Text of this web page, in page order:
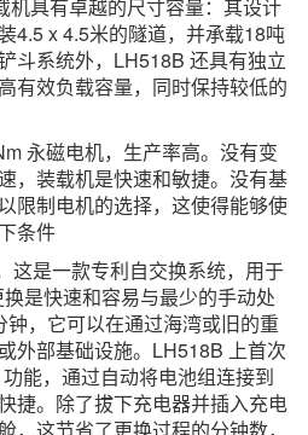
机具有卓越的尺寸容量：其设计
4.5 x 4.5米的隧道，并承载18吨
斗系统外，LH518B 还具有独立
有效负载容量，同时保持较低的
永磁电机，生产率高。没有变
，装载机是快速和敏捷。没有基
限制电机的选择，这使得能够使
条件
这是一款专利自交换系统，用于
是快速和容易与最少的手动处
，它可以在通过海湾或旧的重
外部基础设施。LH518B 上首次
能，通过自动将电池组连接到
捷。除了拔下充电器并插入充电